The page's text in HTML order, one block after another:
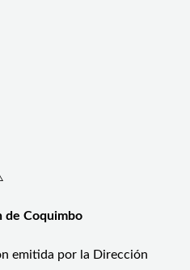
de Coquimbo
emitida por la Dirección